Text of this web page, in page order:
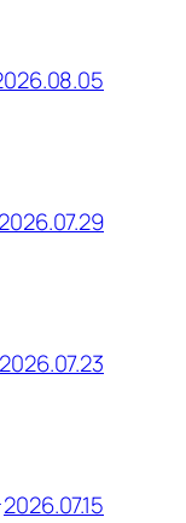
2026.07.29
2026.07.23
2026.07.15